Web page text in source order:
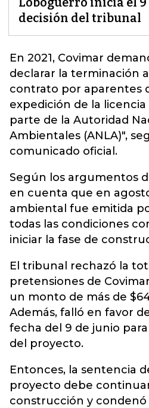
decisión del tribunal
En 2021, Covimar
declarar la terminación
contrato por aparentes
expedición de la
parte de la Autoridad
Ambientales (ANLA)",
comunicado oficial.
Según los argumentos
en cuenta que en
ambiental fue emitida
todas las condiciones
iniciar la fase de
El tribunal rechazó la
pretensiones de
un monto de más de
Además, falló en favor
fecha del 9 de junio
del proyecto.
Entonces, la sentencia
proyecto debe
construcción y condenó